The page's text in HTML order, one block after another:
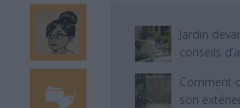
Jardin
conseils
Comment
son